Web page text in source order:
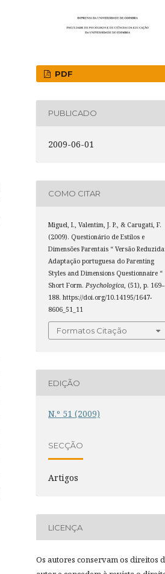
PDF
PUBLICADO
2009-06-01
COMO CITAR
Miguel, I., Valentim, J. P., & Carugati, F.
(2009). Questionário de Estilos e
Dimensões Parentais “ Versão Reduzida:
Adaptação portuguesa do Parenting
Styles and Dimensions Questionnaire “
Short Form. Psychologica , (51), p. 169–
188. https://doi.org/10.14195/1647-
8606_51_11
Formatos Citação
EDIÇÃO
N.º 51 (2009)
SECÇÃO
Artigos
LICENÇA
Os autores conservam os direitos